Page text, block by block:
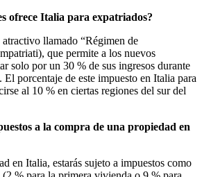
ofrece Italia para expatriados?
llamado “Régimen de
que permite a los nuevos
solo por un 30 % de sus ingresos durante
porcentaje de este impuesto en Italia para
al 10 % en ciertas regiones del sur del
a la compra de una propiedad en
en Italia, estarás sujeto a impuestos como